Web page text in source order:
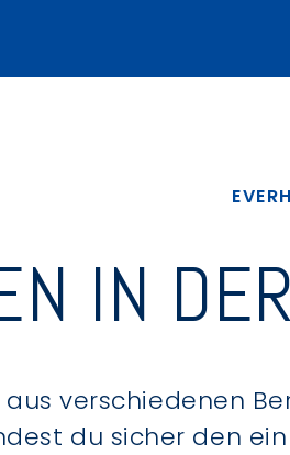
IN
verschiedenen
du sicher den